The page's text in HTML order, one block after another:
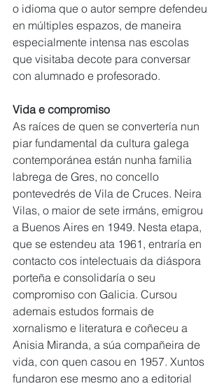
o idioma que o autor sempre defendeu
en múltiples espazos, de maneira
especialmente intensa nas escolas
que visitaba decote para conversar
con alumnado e profesorado.
Vida e compromiso
As raíces de quen se convertería nun
piar fundamental da cultura galega
contemporánea están nunha familia
labrega de Gres, no concello
pontevedrés de Vila de Cruces. Neira
Vilas, o maior de sete irmáns, emigrou
a Buenos Aires en 1949. Nesta etapa,
que se estendeu ata 1961, entraría en
contacto cos intelectuais da diáspora
porteña e consolidaría o seu
compromiso con Galicia. Cursou
ademais estudos formais de
xornalismo e literatura e coñeceu a
Anisia Miranda, a súa compañeira de
vida, con quen casou en 1957. Xuntos
fundaron ese mesmo ano a editorial